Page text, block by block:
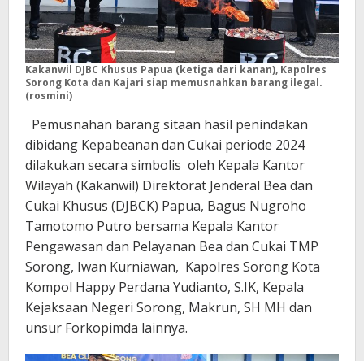
Kakanwil DJBC Khusus Papua (ketiga dari kanan), Kapolres
Sorong Kota dan Kajari siap memusnahkan barang ilegal.
(rosmini)
Pemusnahan barang sitaan hasil penindakan
dibidang Kepabeanan dan Cukai periode 2024
dilakukan secara simbolis oleh Kepala Kantor
Wilayah (Kakanwil) Direktorat Jenderal Bea dan
Cukai Khusus (DJBCK) Papua, Bagus Nugroho
Tamotomo Putro bersama Kepala Kantor
Pengawasan dan Pelayanan Bea dan Cukai TMP
Sorong, Iwan Kurniawan, Kapolres Sorong Kota
Kompol Happy Perdana Yudianto, S.IK, Kepala
Kejaksaan Negeri Sorong, Makrun, SH MH dan
unsur Forkopimda lainnya.